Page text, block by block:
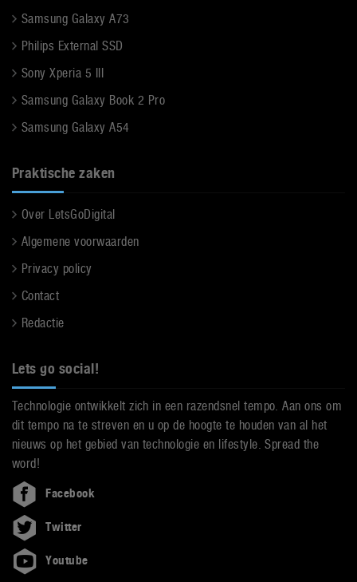
Samsung Galaxy A73
Philips External SSD
Sony Xperia 5 III
Samsung Galaxy Book 2 Pro
Samsung Galaxy A54
Praktische zaken
Over LetsGoDigital
Algemene voorwaarden
Privacy policy
Contact
Redactie
Lets go social!
Technologie ontwikkelt zich in een razendsnel tempo. Aan ons om
dit tempo na te streven en u op de hoogte te houden van al het
nieuws op het gebied van technologie en lifestyle. Spread the
word!
Facebook
Twitter
Youtube